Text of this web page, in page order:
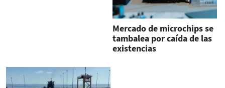
Mercado de microchips se
tambalea por caída de las
existencias